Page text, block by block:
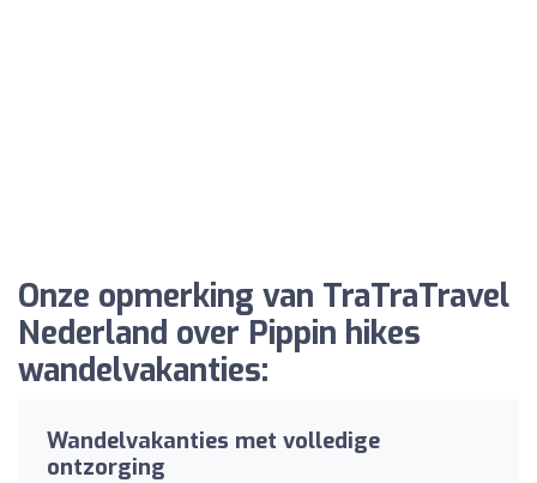
Onze opmerking van TraTraTravel
Nederland over Pippin hikes
wandelvakanties:
Wandelvakanties met volledige
ontzorging